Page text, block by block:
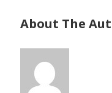
About The